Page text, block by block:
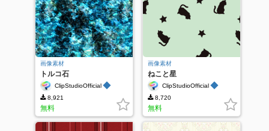
画像素材
トルコ石
ClipStudioOfficial ◆
8,921
無料
画像素材
ねこと星
ClipStudioOfficial ◆
8,720
無料